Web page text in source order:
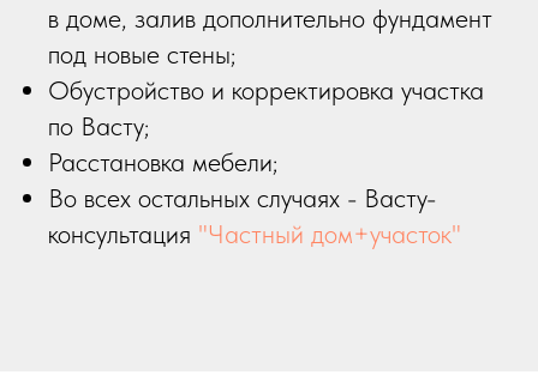
в доме, залив дополнительно фундамент
под новые стены;
Обустройство и корректировка участка
по Васту;
Расстановка мебели;
Во всех остальных случаях - Васту-
консультация "Частный дом+участок"